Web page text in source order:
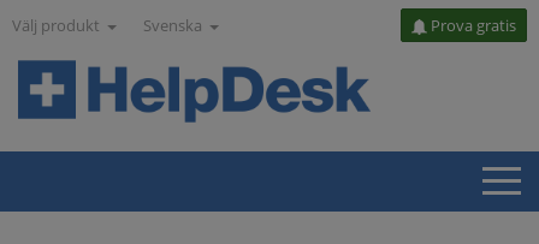
Välj produkt Svenska Prova gratis